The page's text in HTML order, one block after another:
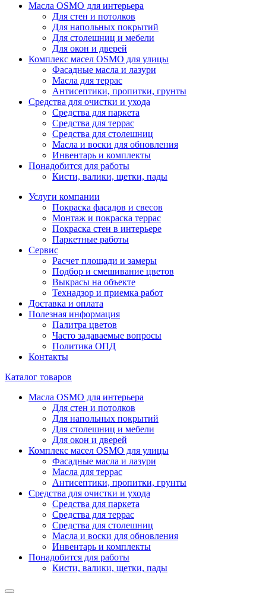
Масла OSMO для интерьера
Для стен и потолков
Для напольных покрытий
Для столешниц и мебели
Для окон и дверей
Комплекс масел OSMO для улицы
Фасадные масла и лазури
Масла для террас
Антисептики, пропитки, грунты
Средства для очистки и ухода
Средства для паркета
Средства для террас
Средства для столешниц
Масла и воски для обновления
Инвентарь и комплекты
Понадобится для работы
Кисти, валики, щетки, пады
Услуги компании
Покраска фасадов и свесов
Монтаж и покраска террас
Покраска стен в интерьере
Паркетные работы
Сервис
Расчет площади и замеры
Подбор и смешивание цветов
Выкрасы на объекте
Технадзор и приемка работ
Доставка и оплата
Полезная информация
Палитра цветов
Часто задаваемые вопросы
Политика ОПД
Контакты
Каталог товаров
Масла OSMO для интерьера
Для стен и потолков
Для напольных покрытий
Для столешниц и мебели
Для окон и дверей
Комплекс масел OSMO для улицы
Фасадные масла и лазури
Масла для террас
Антисептики, пропитки, грунты
Средства для очистки и ухода
Средства для паркета
Средства для террас
Средства для столешниц
Масла и воски для обновления
Инвентарь и комплекты
Понадобится для работы
Кисти, валики, щетки, пады